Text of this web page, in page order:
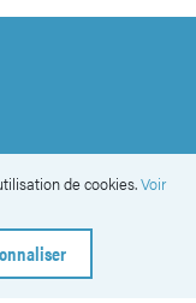
de cookies.Voir